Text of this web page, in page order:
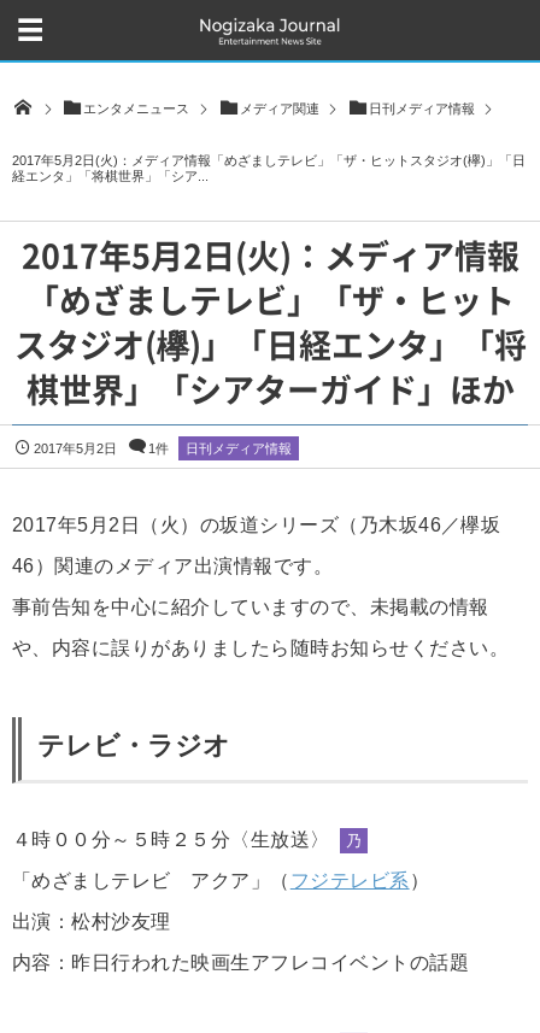
エンタメニュース メディア関連 日刊メディア情報
2017年5月2日(火)：メディア情報「めざましテレビ」「ザ・ヒットスタジオ(欅)」「日
経エンタ」「将棋世界」「シア...
2017年5月2日(火)：メディア情報
「めざましテレビ」「ザ・ヒット
スタジオ(欅)」「日経エンタ」「将
棋世界」「シアターガイド」ほか
2017年5月2日 1件 日刊メディア情報
2017年5月2日（火）の坂道シリーズ（乃木坂46／欅坂
46）関連のメディア出演情報です。
事前告知を中心に紹介していますので、未掲載の情報
や、内容に誤りがありましたら随時お知らせください。
テレビ・ラジオ
４時００分～５時２５分〈生放送〉 乃
「めざましテレビ アクア」（ フジテレビ系 ）
出演：松村沙友理
内容：昨日行われた映画生アフレコイベントの話題